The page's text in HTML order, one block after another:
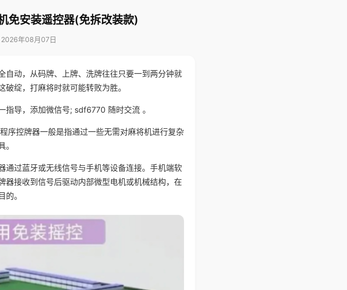
免安装遥控器(免拆改装款)
2026年08月07日
自动，从码牌、上牌、洗牌往往只要一到两分钟就
绽，打麻将时就可能转败为胜。
指导，添加微信号; sdf6770 随时交流 。
序控牌器一般是指通过一些无需对麻将机进行复杂
通过蓝牙或无线信号与手机等设备连接。手机端软
器接收到信号后驱动内部微型电机或机械结构，在
。